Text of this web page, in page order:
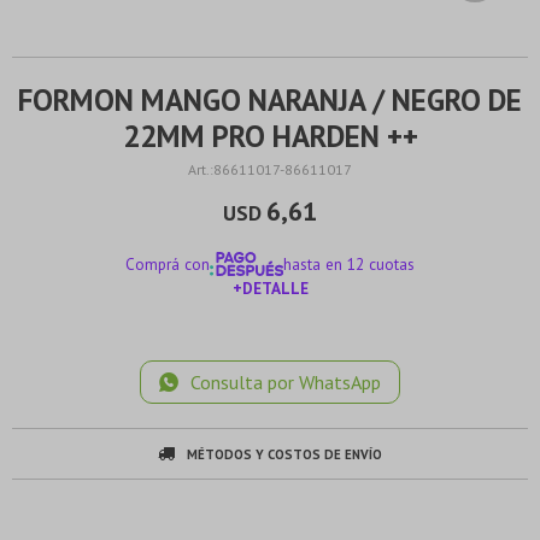
FORMON MANGO NARANJA / NEGRO DE
22MM PRO HARDEN ++
86611017-86611017
USD 6,61
Comprá con
hasta en 12 cuotas
+DETALLE
Consulta por WhatsApp
MÉTODOS Y COSTOS DE ENVÍO